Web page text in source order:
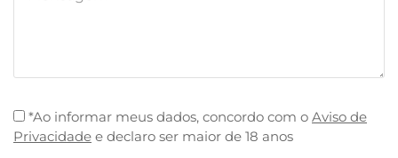
Please
leave
*Ao informar meus dados, concordo com o Aviso de
Privacidade e declaro ser maior de 18 anos